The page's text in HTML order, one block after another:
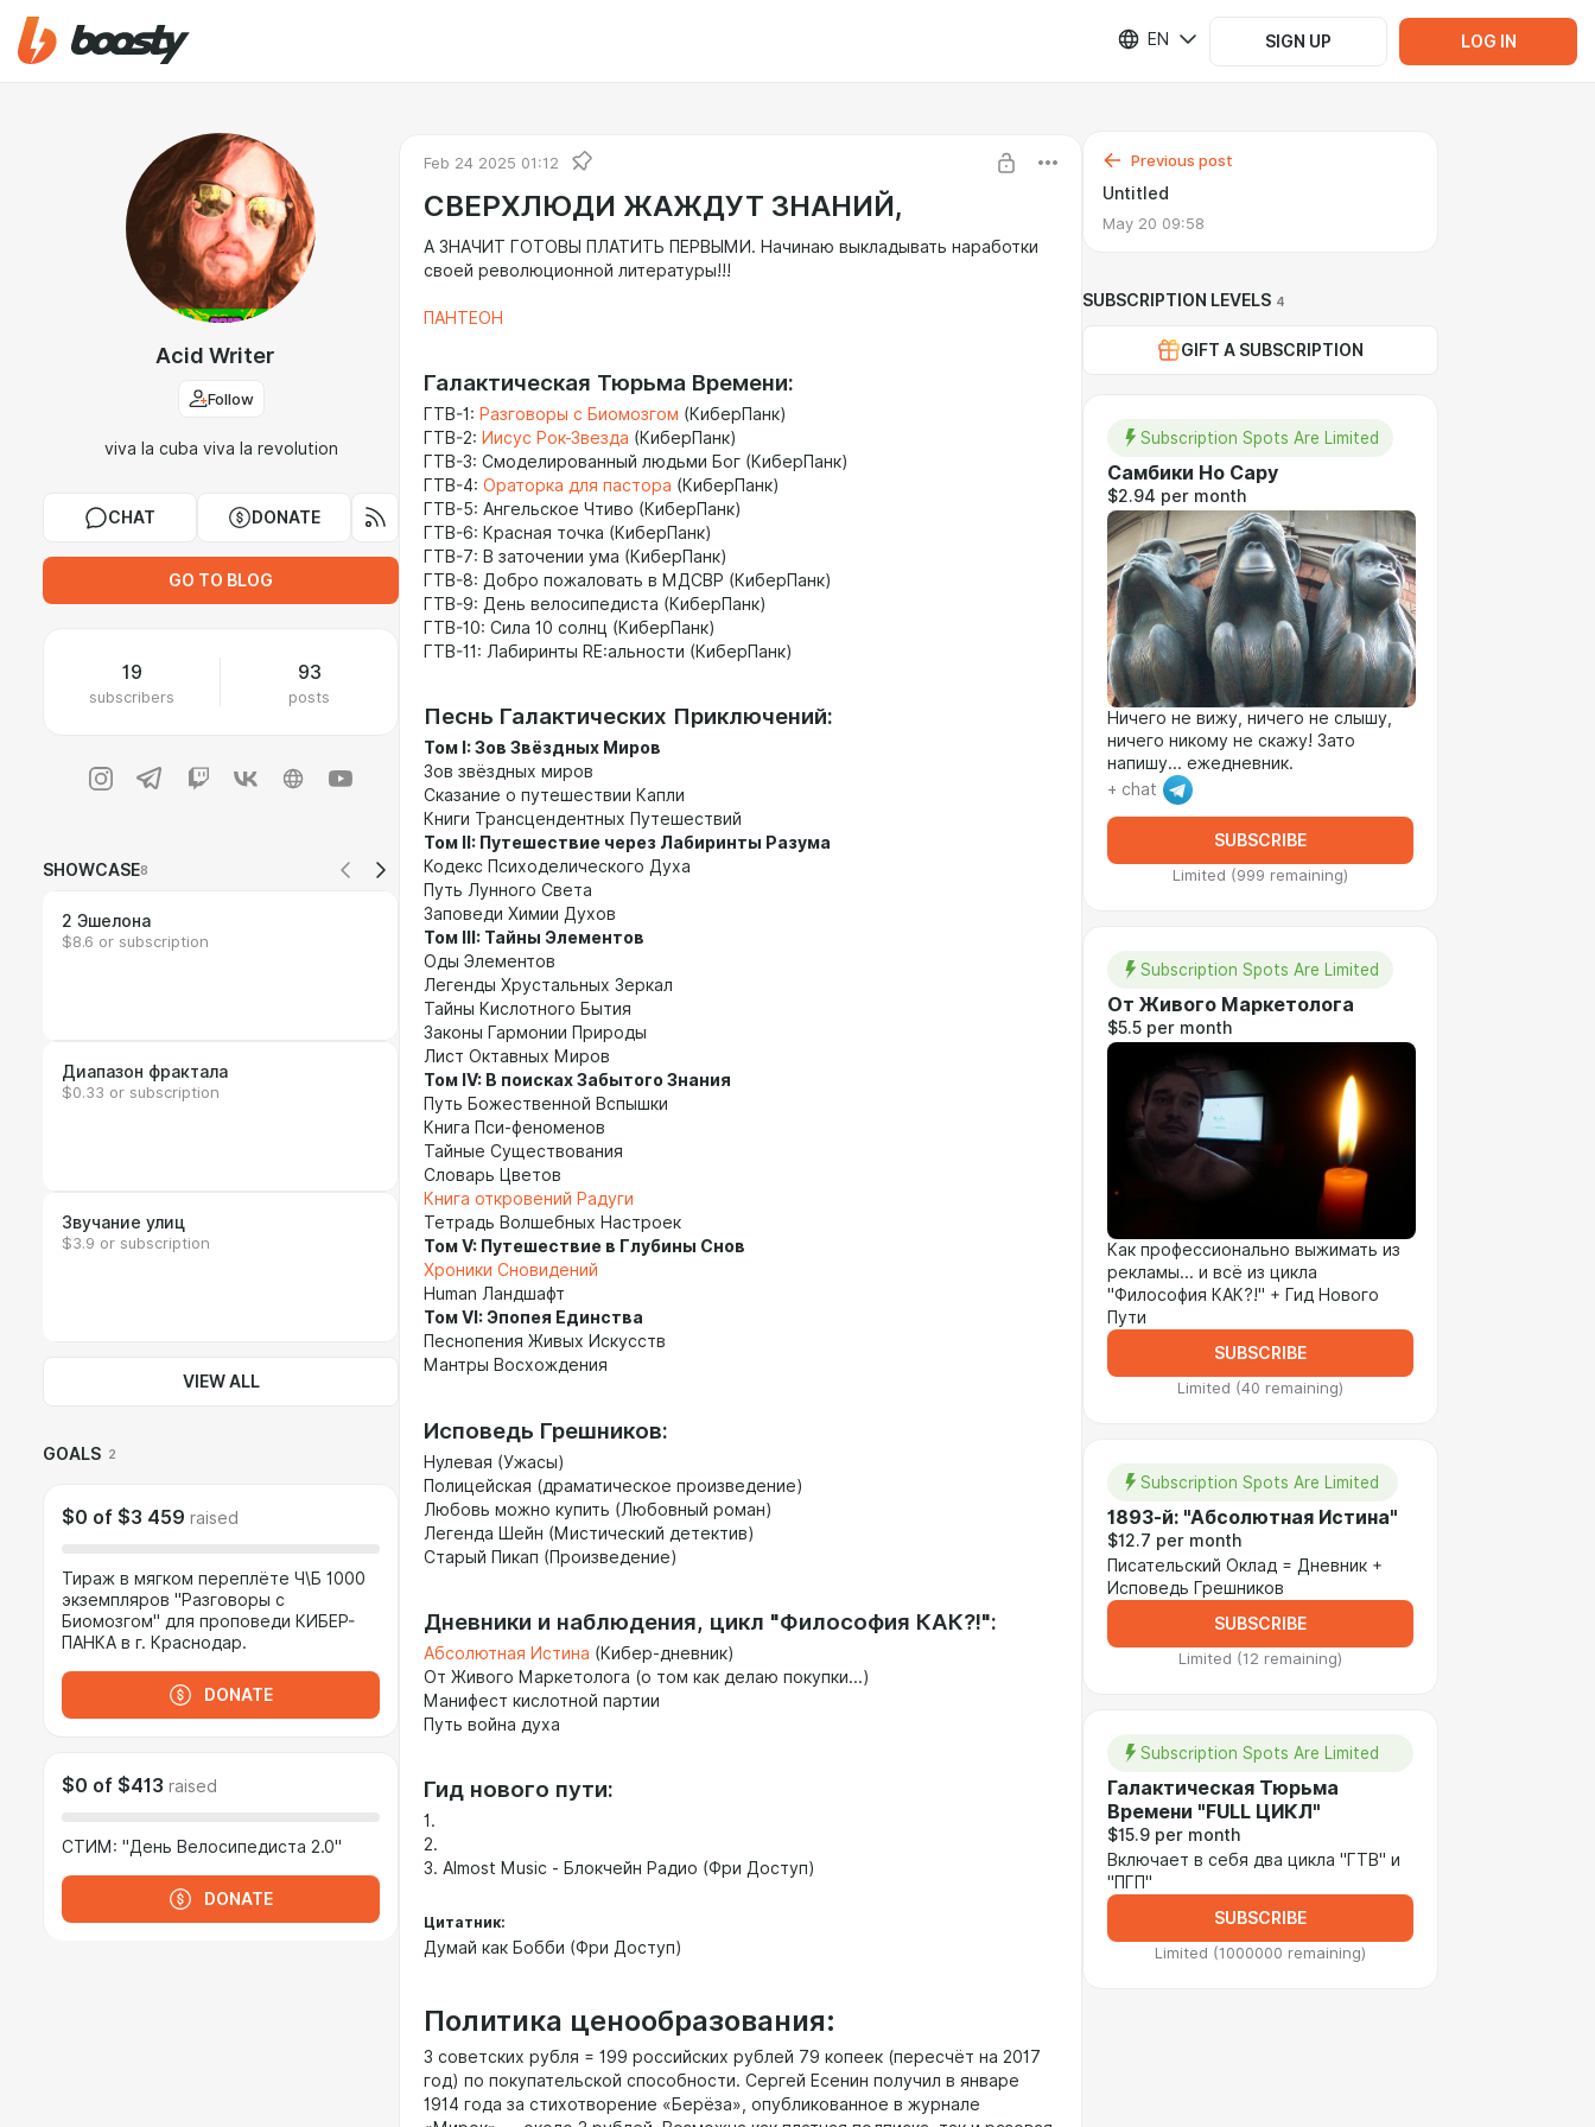
EN SIGN UP LOG IN
Acid Writer
Follow
viva la cuba viva la revolution
CHAT DONATE
GO TO BLOG
19
subscribers
93
posts
SHOWCASE8
2 Эшелона
$8.6 or subscription
Диапазон фрактала
$0.33 or subscription
Звучание улиц
$3.9 or subscription
VIEW ALL
GOALS 2
$0 of $3 459 raised
Тираж в мягком переплёте Ч\Б 1000
экземпляров "Разговоры с
Биомозгом" для проповеди КИБЕР-
ПАНКА в г. Краснодар.
DONATE
$0 of $413 raised
СТИМ: "День Велосипедиста 2.0"
DONATE
Feb 24 2025 01:12
СВЕРХЛЮДИ ЖАЖДУТ ЗНАНИЙ,
А ЗНАЧИТ ГОТОВЫ ПЛАТИТЬ ПЕРВЫМИ. Начинаю выкладывать наработки
своей революционной литературы!!!
ПАНТЕОН
Галактическая Тюрьма Времени:
ГТВ-1: Разговоры с Биомозгом (КиберПанк)
ГТВ-2: Иисус Рок-Звезда (КиберПанк)
ГТВ-3: Смоделированный людьми Бог (КиберПанк)
ГТВ-4: Ораторка для пастора (КиберПанк)
ГТВ-5: Ангельское Чтиво (КиберПанк)
ГТВ-6: Красная точка (КиберПанк)
ГТВ-7: В заточении ума (КиберПанк)
ГТВ-8: Добро пожаловать в МДСВР (КиберПанк)
ГТВ-9: День велосипедиста (КиберПанк)
ГТВ-10: Сила 10 солнц (КиберПанк)
ГТВ-11: Лабиринты RE:альности (КиберПанк)
Песнь Галактических Приключений:
Том I: Зов Звёздных Миров
Зов звёздных миров
Сказание о путешествии Капли
Книги Трансцендентных Путешествий
Том II: Путешествие через Лабиринты Разума
Кодекс Психоделического Духа
Путь Лунного Света
Заповеди Химии Духов
Том III: Тайны Элементов
Оды Элементов
Легенды Хрустальных Зеркал
Тайны Кислотного Бытия
Законы Гармонии Природы
Лист Октавных Миров
Том IV: В поисках Забытого Знания
Путь Божественной Вспышки
Книга Пси-феноменов
Тайные Существования
Словарь Цветов
Книга откровений Радуги
Тетрадь Волшебных Настроек
Том V: Путешествие в Глубины Снов
Хроники Сновидений
Human Ландшафт
Том VI: Эпопея Единства
Песнопения Живых Искусств
Мантры Восхождения
Исповедь Грешников:
Нулевая (Ужасы)
Полицейская (драматическое произведение)
Любовь можно купить (Любовный роман)
Легенда Шейн (Мистический детектив)
Старый Пикап (Произведение)
Дневники и наблюдения, цикл "Философия КАК?!":
Абсолютная Истина (Кибер-дневник)
От Живого Маркетолога (о том как делаю покупки...)
Манифест кислотной партии
Путь война духа
Гид нового пути:
1.
2.
3. Almost Music - Блокчейн Радио (Фри Доступ)
Цитатник:
Думай как Бобби (Фри Доступ)
Политика ценообразования:
3 советских рубля = 199 российских рублей 79 копеек (пересчёт на 2017
год) по покупательской способности. Сергей Есенин получил в январе
1914 года за стихотворение «Берёза», опубликованное в журнале
Previous post
Untitled
May 20 09:58
SUBSCRIPTION LEVELS 4
GIFT A SUBSCRIPTION
Subscription Spots Are Limited
Самбики Но Сару
$2.94 per month
Ничего не вижу, ничего не слышу,
ничего никому не скажу! Зато
напишу... ежедневник.
+ chat
SUBSCRIBE
Limited (999 remaining)
Subscription Spots Are Limited
От Живого Маркетолога
$5.5 per month
Как профессионально выжимать из
рекламы... и всё из цикла
"Философия КАК?!" + Гид Нового
Пути
SUBSCRIBE
Limited (40 remaining)
Subscription Spots Are Limited
1893-й: "Абсолютная Истина"
$12.7 per month
Писательский Оклад = Дневник +
Исповедь Грешников
SUBSCRIBE
Limited (12 remaining)
Subscription Spots Are Limited
Галактическая Тюрьма
Времени "FULL ЦИКЛ"
$15.9 per month
Включает в себя два цикла "ГТВ" и
"ПГП"
SUBSCRIBE
Limited (1000000 remaining)